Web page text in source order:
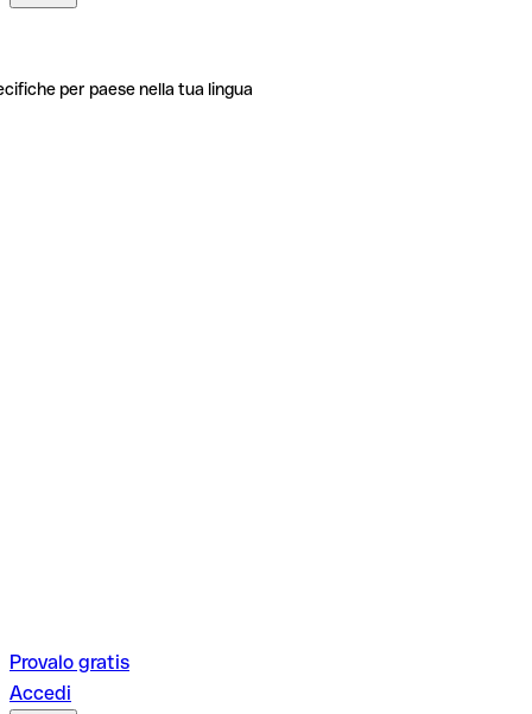
per paese nella tua lingua
Provalo gratis
Accedi